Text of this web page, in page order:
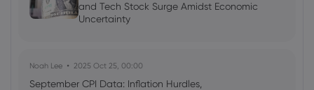
and Tech Stock Surge Amidst Economic
Uncertainty
Noah Lee 2025 Oct 25, 00:00
September CPI Data: Inflation Hurdles,